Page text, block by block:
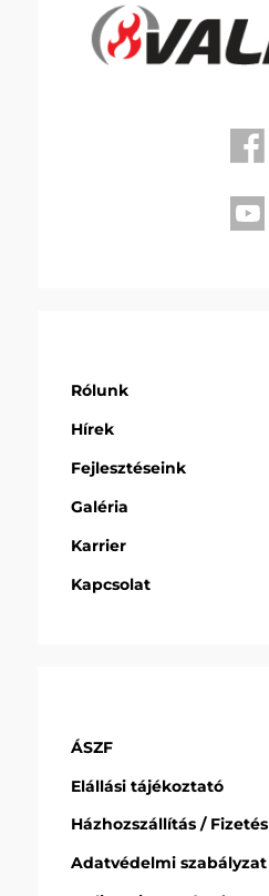
Rólunk
Hírek
Fejlesztéseink
Galéria
Karrier
Kapcsolat
ÁSZF
Elállási tájékoztató
Házhozszállítás / Fizetés
Adatvédelmi szabályzat